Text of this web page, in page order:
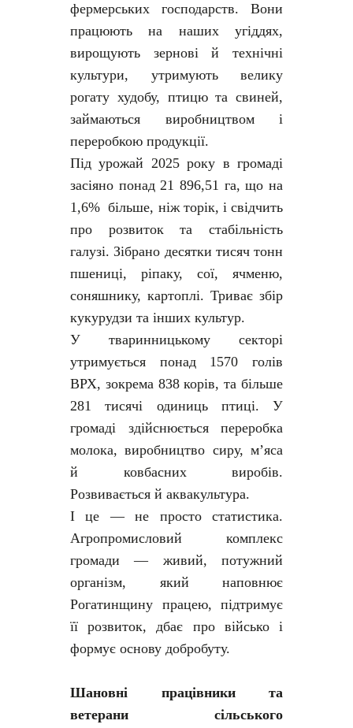
фермерських господарств. Вони
працюють на наших угіддях,
вирощують зернові й технічні
культури, утримують велику
рогату худобу, птицю та свиней,
займаються виробництвом і
переробкою продукції.
Під урожай 2025 року в громаді
засіяно понад 21 896,51 га, що на
1,6% більше, ніж торік, і свідчить
про розвиток та стабільність
галузі. Зібрано десятки тисяч тонн
пшениці, ріпаку, сої, ячменю,
соняшнику, картоплі. Триває збір
кукурудзи та інших культур.
У тваринницькому секторі
утримується понад 1570 голів
ВРХ, зокрема 838 корів, та більше
281 тисячі одиниць птиці. У
громаді здійснюється переробка
молока, виробництво сиру, м’яса
й ковбасних виробів.
Розвивається й аквакультура.
І це — не просто статистика.
Агропромисловий комплекс
громади — живий, потужний
організм, який наповнює
Рогатинщину працею, підтримує
її розвиток, дбає про військо і
формує основу добробуту.
Шановні працівники та
ветерани сільського